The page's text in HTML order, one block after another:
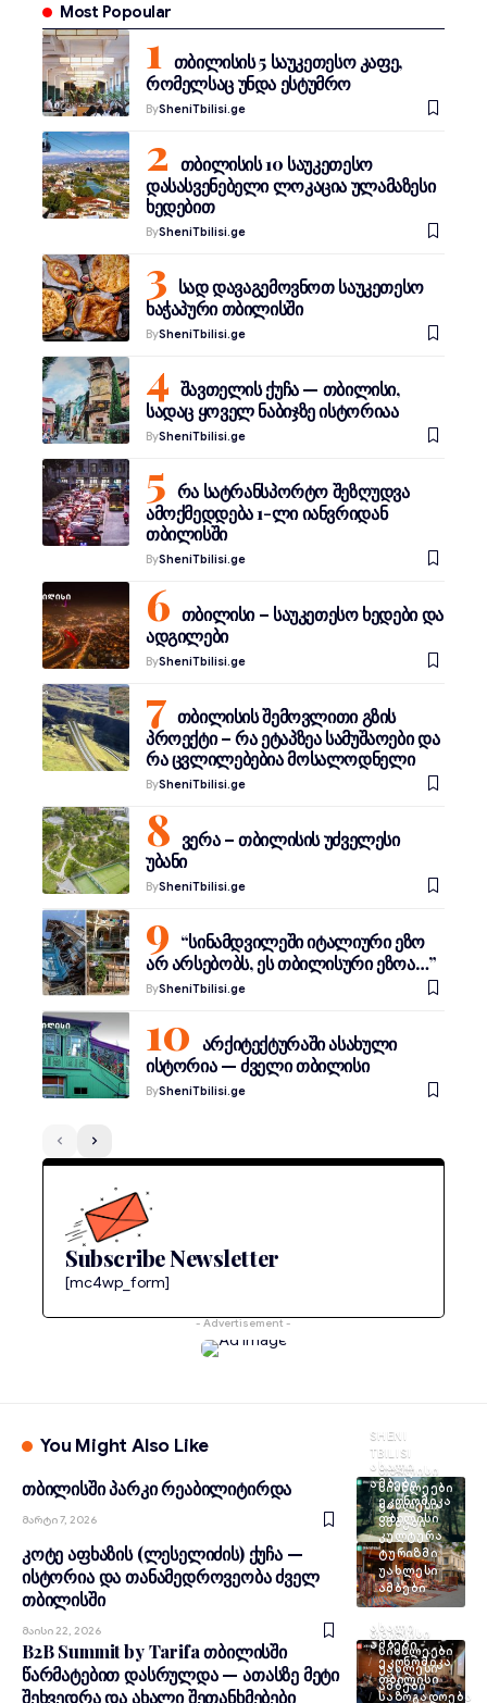
Most Popoular
თბილისის 5 საუკეთესო კაფე,
რომელსაც უნდა ესტუმრო
BySheniTbilisi.ge
თბილისის 10 საუკეთესო
დასასვენებელი ლოკაცია ულამაზესი
ხედებით
BySheniTbilisi.ge
სად დავაგემოვნოთ საუკეთესო
ხაჭაპური თბილისში
BySheniTbilisi.ge
შავთელის ქუჩა — თბილისი,
სადაც ყოველ ნაბიჯზე ისტორიაა
BySheniTbilisi.ge
რა სატრანსპორტო შეზღუდვა
ამოქმედდება 1-ლი იანვრიდან
თბილისში
BySheniTbilisi.ge
თბილისი – საუკეთესო ხედები და
ადგილები
BySheniTbilisi.ge
თბილისის შემოვლითი გზის
პროექტი – რა ეტაპზეა სამუშაოები და
რა ცვლილებებია მოსალოდნელი
BySheniTbilisi.ge
ვერა – თბილისის უძველესი
უბანი
BySheniTbilisi.ge
“სინამდვილეში იტალიური ეზო
არ არსებობს, ეს თბილისური ეზოა…”
BySheniTbilisi.ge
არქიტექტურაში ასახული
ისტორია — ძველი თბილისი
BySheniTbilisi.ge
Subscribe Newsletter
[mc4wp_form]
- Advertisement -
You Might Also Like
SHENI
TBILISI
ᲗᲑᲘᲚᲘᲡᲘ
ᲡᲘᲐᲮᲚᲔᲔᲑᲘ
ᲣᲐᲮᲚᲔᲡᲘ
ᲐᲛᲑᲔᲑᲘ
თბილისში პარკი რეაბილიტირდა
Მარტი 7, 2026
ᲐᲮᲐᲚᲘ
ᲐᲛᲑᲔᲑᲘ
ᲔᲙᲝᲜᲝᲛᲘᲙᲐ
ᲗᲑᲘᲚᲘᲡᲘ
ᲙᲣᲚᲢᲣᲠᲐ
ᲢᲣᲠᲘᲖᲛᲘ
ᲣᲐᲮᲚᲔᲡᲘ
ᲐᲛᲑᲔᲑᲘ
კოტე აფხაზის (ლესელიძის) ქუჩა —
ისტორია და თანამედროვეობა ძველ
თბილისში
Მაისი 22, 2026
ᲗᲑᲘᲚᲘᲡᲘ
ᲡᲘᲐᲮᲚᲔᲔᲑᲘ
ᲣᲐᲮᲚᲔᲡᲘ
ᲐᲛᲑᲔᲑᲘ
B2B Summit by Tarifa თბილისში
წარმატებით დასრულდა — ათასზე მეტი
შეხვედრა და ახალი შეთანხმებები
ᲐᲮᲐᲚᲘ
ᲐᲛᲑᲔᲑᲘ
ᲔᲙᲝᲜᲝᲛᲘᲙᲐ
ᲗᲑᲘᲚᲘᲡᲘ
ᲡᲐᲖᲝᲒᲐᲓᲝᲔᲑᲐ